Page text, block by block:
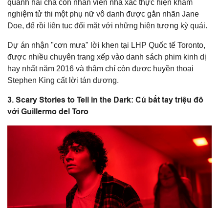
quanh hai cha con nhân viên nhà xác thực hiện khám
nghiệm tử thi một phụ nữ vô danh được gắn nhãn Jane
Doe, để rồi liên tục đối mặt với những hiện tượng kỳ quái.
Dự án nhận "cơn mưa" lời khen tại LHP Quốc tế Toronto,
được nhiều chuyên trang xếp vào danh sách phim kinh dị
hay nhất năm 2016 và thậm chí còn được huyền thoại
Stephen King cất lời tán dương.
3. Scary Stories to Tell in the Dark: Cú bắt tay triệu đô
với Guillermo del Toro